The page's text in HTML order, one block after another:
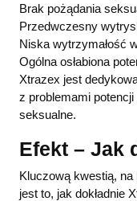
Brak pożądania
Przedwczesny
Niska wytrzymałość
Ogólna osłabiona
Xtrazex jest
z problemami
seksualne.
Efekt – Jak
Kluczową kwestią,
jest to, jak dokładnie